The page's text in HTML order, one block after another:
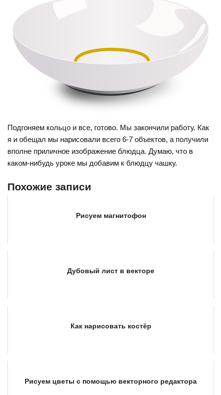
Подгоняем кольцо и все, готово. Мы закончили работу. Как
я и обещал мы нарисовали всего 6-7 объектов, а получили
вполне приличное изображение блюдца. Думаю, что в
каком-нибудь уроке мы добавим к блюдцу чашку.
Похожие записи
Рисуем магнитофон
Дубовый лист в векторе
Как нарисовать костёр
Рисуем цветы с помощью векторного редактора